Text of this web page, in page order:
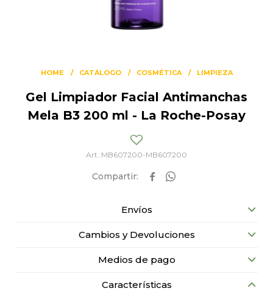
HOME CATÁLOGO COSMÉTICA LIMPIEZA
Gel Limpiador Facial Antimanchas
Mela B3 200 ml - La Roche-Posay
MB607200-MB607200
 
Envíos
Cambios y Devoluciones
Medios de pago
Características